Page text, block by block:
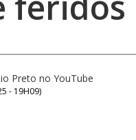
Preto no YouTube
- 19H09)